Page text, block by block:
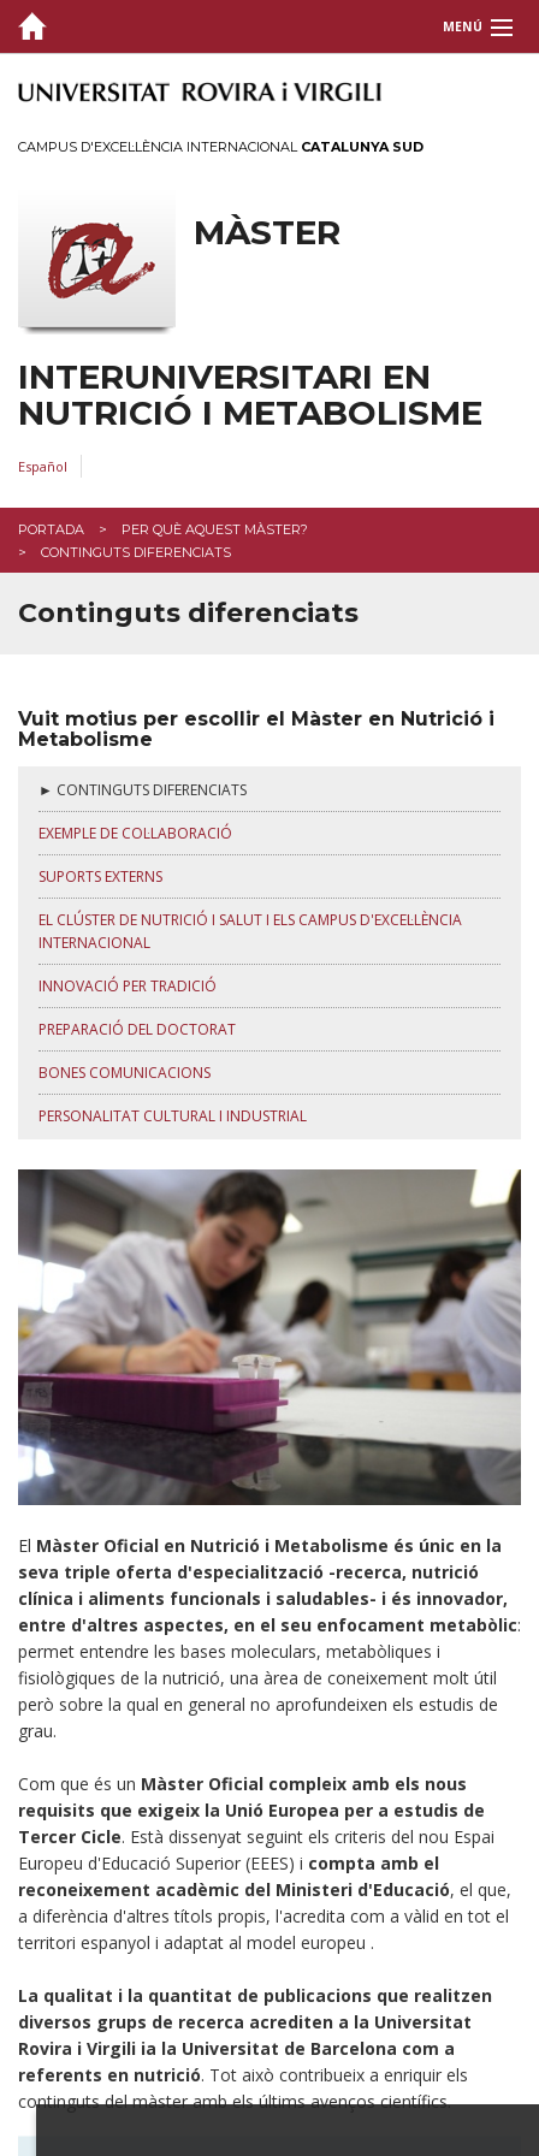
MENÚ
VISIÓ GENERAL
L'entorn
ESTUDIS
EXPERIÈNCIES
BEQUES I SERVEIS
INSCRIPCIÓ
CAMPUS D'EXCEL·LÈNCIA INTERNACIONAL CATALUNYA SUD
MÀSTER
INTERUNIVERSITARI EN
NUTRICIÓ I METABOLISME
Español
PORTADA
PER QUÈ AQUEST MÀSTER?
CONTINGUTS DIFERENCIATS
Continguts diferenciats
Vuit motius per escollir el Màster en Nutrició i
Metabolisme
► CONTINGUTS DIFERENCIATS
EXEMPLE DE COL·LABORACIÓ
SUPORTS EXTERNS
EL CLÚSTER DE NUTRICIÓ I SALUT I ELS CAMPUS D'EXCEL·LÈNCIA
INTERNACIONAL
INNOVACIÓ PER TRADICIÓ
PREPARACIÓ DEL DOCTORAT
BONES COMUNICACIONS
PERSONALITAT CULTURAL I INDUSTRIAL
El Màster Oficial en Nutrició i Metabolisme és únic en la
seva triple oferta d'especialització -recerca, nutrició
clínica i aliments funcionals i saludables- i és innovador,
entre d'altres aspectes, en el seu enfocament metabòlic:
permet entendre les bases moleculars, metabòliques i
fisiològiques de la nutrició, una àrea de coneixement molt útil
però sobre la qual en general no aprofundeixen els estudis de
grau.
Com que és un Màster Oficial compleix amb els nous
requisits que exigeix ​​la Unió Europea per a estudis de
Tercer Cicle. Està dissenyat seguint els criteris del nou Espai
Europeu d'Educació Superior (EEES) i compta amb el
reconeixement acadèmic del Ministeri d'Educació, el que,
a diferència d'altres títols propis, l'acredita com a vàlid en tot el
territori espanyol i adaptat al model europeu .
La qualitat i la quantitat de publicacions que realitzen
diversos grups de recerca acrediten a la Universitat
Rovira i Virgili ia la Universitat de Barcelona com a
referents en nutrició. Tot això contribueix a enriquir els
continguts del màster amb els últims avenços científics.